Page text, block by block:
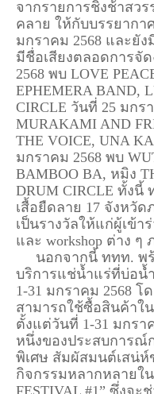
จากรายการชิงช้าสว
คลาย ให้กับบรรยากา
มกราคม 2568 และยัง
มีชื่อเสียงตลอดการจั
2568 พบ LOVE
EPHEMERA BAND,
CIRCLE วันที่ 25 มกร
MURAKAMI AND
THE VOICE, UNA
มกราคม 2568 พบ
BAMBOO BA, หมิง
DRUM CIRCLE ทั้งนี้
เสื้อยืดลาย 17 จังหวั
เป็นรางวัลให้แก่ผู้เข้
และ workshop ต่าง ๆ
นอกจากนี้ ททท. พร้
บริการแช่น้ำแร่ที่บ่อน้
1-31 มกราคม 2568
สามารถใช้ซื้อสินค้าใ
ตั้งแต่วันที่ 1-31 มกรา
หนึ่งของประสบการณ์
พิเศษ สัมผัสมนต์เสน่
กิจกรรมหลากหลายใ